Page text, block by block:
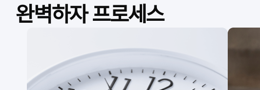
완벽하자 프로세스